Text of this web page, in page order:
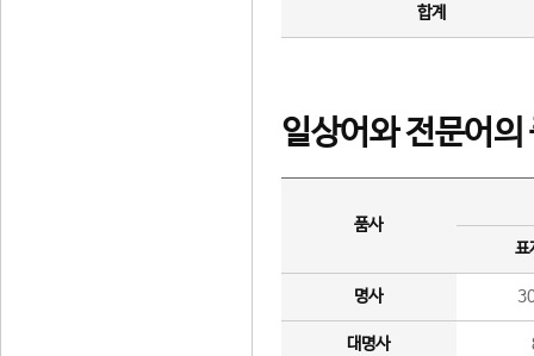
합계
일상어와 전문어의
품사
표
명사
대명사